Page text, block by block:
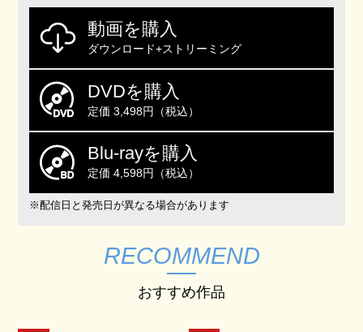
動画を購入
ダウンロード+ストリーミング
DVDを購入
定価 3,498円（税込）
Blu-rayを購入
定価 4,598円（税込）
※配信日と発売日が異なる場合があります
RECOMMEND
おすすめ作品